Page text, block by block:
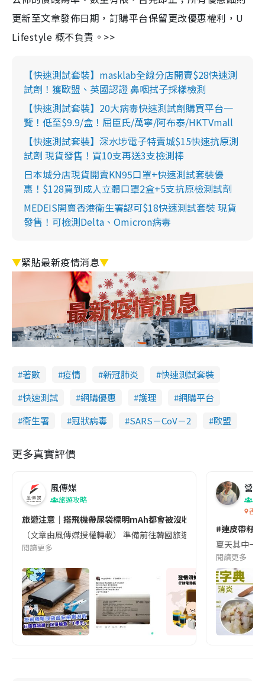
更新至文章發佈日期，訂購平台保留更改優惠權利，U
Lifestyle 概不負責。>>
【快速測試套裝】masklab全線分店開賣$28快速測
試劑！獲歐盟、英國認證 鼻咽拭子採樣檢測
【快速測試套裝】20大病毒快速測試劑購買平台一
覽！低至$9.9/盒！屈臣氏/萬寧/阿布泰/HKTVmall
【快速測試套裝】深水埗電子特賣城$15快速抗原測
試劑 現貨發售！買10支再送3支檢測棒
日本城分店現貨開賣KN95口罩+快速測試套裝優
惠！$128買到成人立體口罩2盒+5支抗原檢測試劑
MEDEIS開賣香港衛生署認可$18快速測試套裝 現貨
發售！可檢測Delta、Omicron病毒
▼緊貼最新疫情消息▼
著數 疫情 新冠肺炎
快速測試套裝
快速測試
網購優惠 護理
網購平台
衞生署
冠狀病毒 SARS－CoV－2 歐盟
更多真實評價
風傳媒
旅遊攻略
旅遊注意｜搭飛機帶尿袋標明mAh都會被沒收😱出發前切記檢查
（文章由風傳媒授權轉載） 準備前往韓國旅遊的民眾，近期要
閱讀更多
營養
香港
#連皮帶籽
夏天其中一
閱讀更多